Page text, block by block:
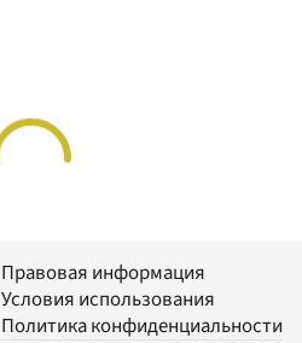
Правовая информация
Условия использования
Политика конфиденциальности